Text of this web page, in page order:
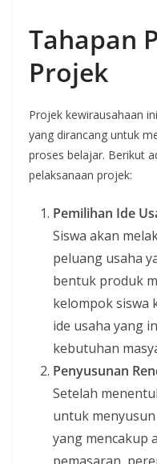
Tahapan
Projek
Projek kewirausahaan
yang dirancang untuk
proses belajar. Berikut
pelaksanaan projek:
Pemilihan Ide
Siswa akan
peluang usaha
bentuk produk
kelompok siswa
ide usaha yang
kebutuhan
Penyusunan
Setelah
untuk
yang mencakup
pemasaran,